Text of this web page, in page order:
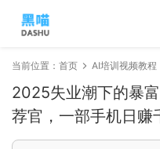
当前位置： 首页 AI培训视频教程
2025失业潮下的暴
荐官，一部手机日赚